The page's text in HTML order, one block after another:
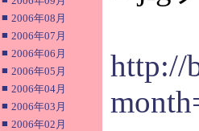
■ 2006年08月
■ 2006年07月
■ 2006年06月
■ 2006年05月
■ 2006年04月
■ 2006年03月
■ 2006年02月
http://